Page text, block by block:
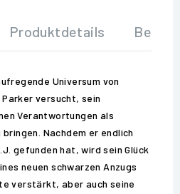
Produktdetails
Universum von
versucht, sein
Verantwortungen als
Nachdem er endlich
gefunden hat, wird sein Glück
neuen schwarzen Anzugs
verstärkt, aber auch seine